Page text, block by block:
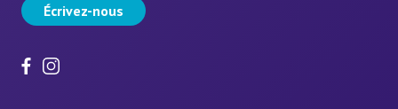
Écrivez-nous